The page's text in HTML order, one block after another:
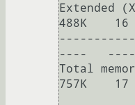
Extended
488K    16
----
Total
757K    17